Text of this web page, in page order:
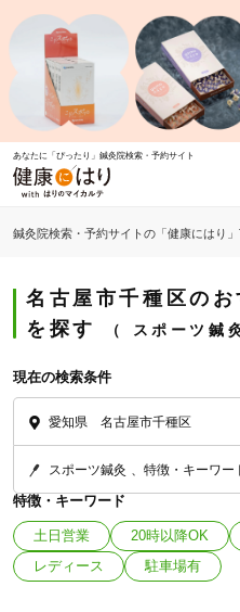
あなたに「ぴったり」鍼灸院検索・予約サイト
鍼灸院検索・予約サイトの「健康にはり
名古屋市千種区の
を探す
スポーツ鍼
現在の検索条件
愛知県 名古屋市千種区
スポーツ鍼灸 特徴・キーワー
特徴・キーワード
土日営業 20時以降OK
レディース
駐車場有
「健康にはりを見た